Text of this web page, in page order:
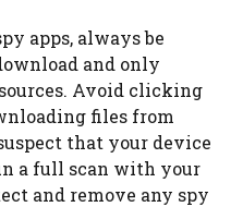
apps, always be
and only
Avoid clicking
files from
that your device
a full scan with your
and remove any spy